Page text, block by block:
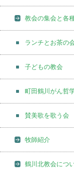
教会の集会と各
ランチとお茶の
子どもの教会
町田鶴川がん哲
賛美歌を歌う会
牧師紹介
鶴川北教会につ